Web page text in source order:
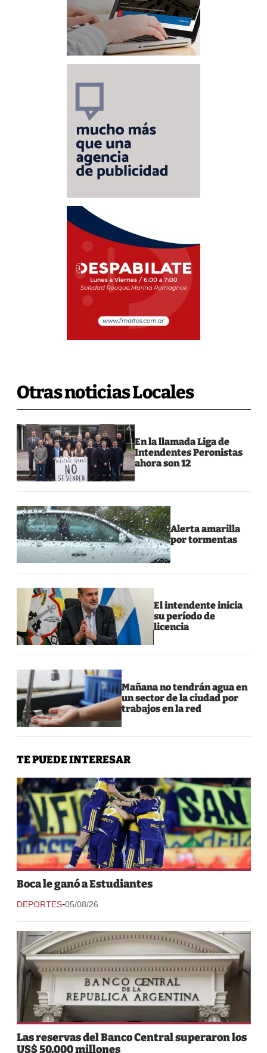
Otras noticias Locales
En la llamada Liga de
Intendentes Peronistas
ahora son 12
Alerta amarilla
por tormentas
El intendente inicia
su período de
licencia
Mañana no tendrán agua en
un sector de la ciudad por
trabajos en la red
TE PUEDE INTERESAR
Boca le ganó a Estudiantes
DEPORTES-05/08/26
Las reservas del Banco Central superaron los
US$ 50.000 millones